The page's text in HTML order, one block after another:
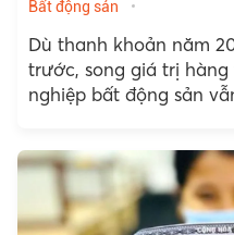
Bất động sản
Dù thanh khoản năm
trước, song giá trị
nghiệp bất động sản